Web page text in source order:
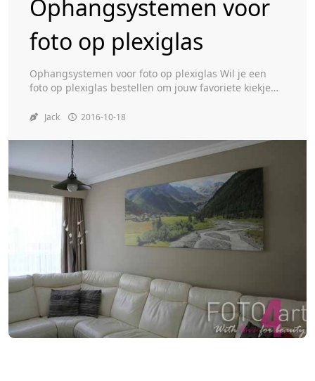
Toggle
Ophangsystemen voor
foto op plexiglas
Ophangsystemen voor foto op plexiglas Wil je een
foto op plexiglas bestellen om jouw favoriete kiekje
zijn er verschillende ophangsystemen waar je uit kan
foto op plexiglas. Welke ophangsystemen je kan
kiezen voor jouw foto op plexiglas […]
Jack 2016-10-18